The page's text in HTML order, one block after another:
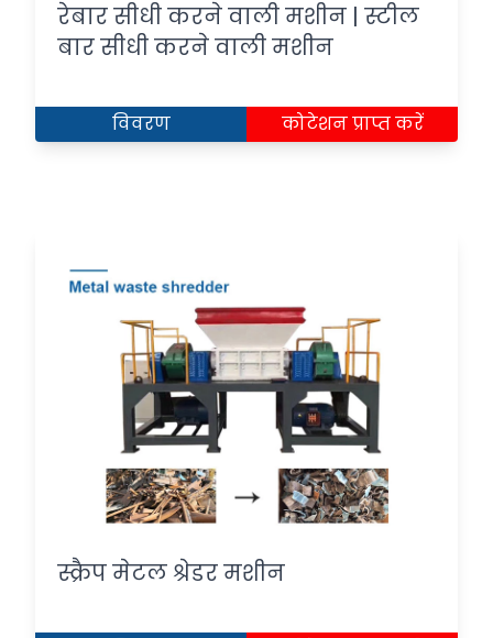
रेबार सीधी करने वाली मशीन | स्टील
बार सीधी करने वाली मशीन
विवरण कोटेशन प्राप्त करें
स्क्रैप मेटल श्रेडर मशीन